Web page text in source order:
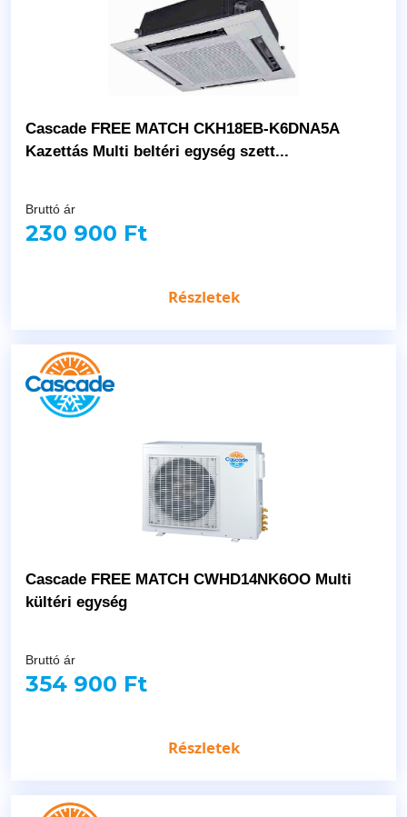
Cascade FREE MATCH CKH18EB-K6DNA5A
Kazettás Multi beltéri egység szett...
Bruttó ár
230 900 Ft
Részletek
Cascade FREE MATCH CWHD14NK6OO Multi
kültéri egység
Bruttó ár
354 900 Ft
Részletek